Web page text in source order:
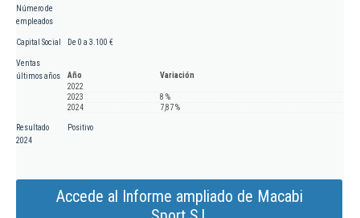
Número de
empleados
Capital Social De 0 a 3.100 €
Ventas
últimos años
Año
Variación
2022
2023
8 %
2024
7,87 %
Resultado
2024
Positivo
Accede al Informe ampliado de Macabi